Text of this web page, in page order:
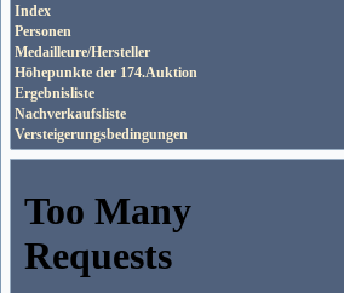
Index
Personen
Medailleure/Hersteller
Höhepunkte der 174.Auktion
Ergebnisliste
Nachverkaufsliste
Versteigerungsbedingungen